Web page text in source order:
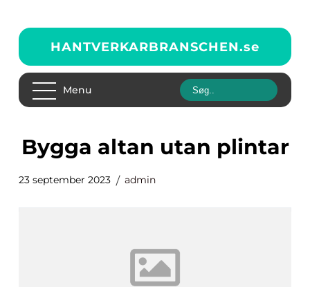
HANTVERKARBRANSCHEN.se
Menu
bygga altan utan plintar
23 september 2023 admin